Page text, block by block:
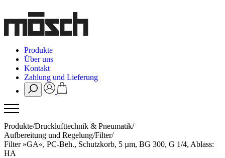
Produkte
Über uns
Kontakt
Zahlung und Lieferung
Produkte/Drucklufttechnik & Pneumatik/
Aufbereitung und Regelung/Filter/
Filter »GA«, PC-Beh., Schutzkorb, 5 µm, BG 300, G 1/4, Ablass:
HA